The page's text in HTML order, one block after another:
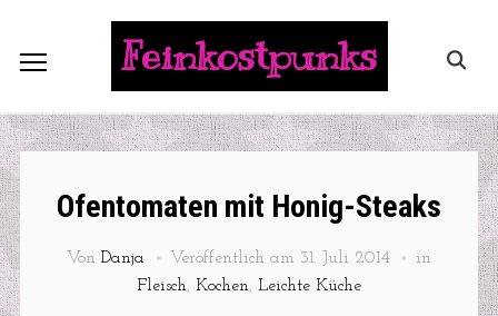
Feinkostpunks
Ofentomaten mit Honig-Steaks
Von Danja Veröffentlich am 31. Juli 2014
in
Fleisch, Kochen, Leichte Küche